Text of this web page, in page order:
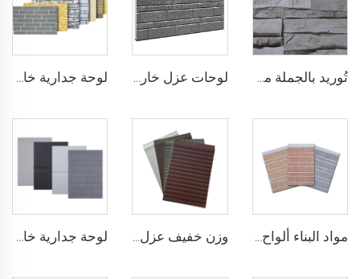
تُوريد بالجملة من المصنع ألواح تغليف خارجية من البولي يوريثين 16 مم ألواح واجهة مطلية بالزنك من البولي يوريثين للاستخدام الخارجي لوحات عزل خارجي زخرفية ألواح ألومنيوم مركبة معزولة ببولي يوريثين لوحة جدارية خارجية بوزن 43 كجم/م3 لوحة جدارية معدنية للزينة الداخلية والخارجية
مواد البناء ألواح رغوية صلبة من البولي يوريثين (PU) للأغراض الزخرفية ألواح جدران خارجية وزن خفيف عزل داخلي وخارجي لوحة رغوة بولي يوريثين عازلة للجدار اللوحات pu لوحة جدارية خارجية من البولي يوريثين لوحة عزل بولي يوريثين مقاومة للحريق من الدرجة B1 للاستخدام في البناء